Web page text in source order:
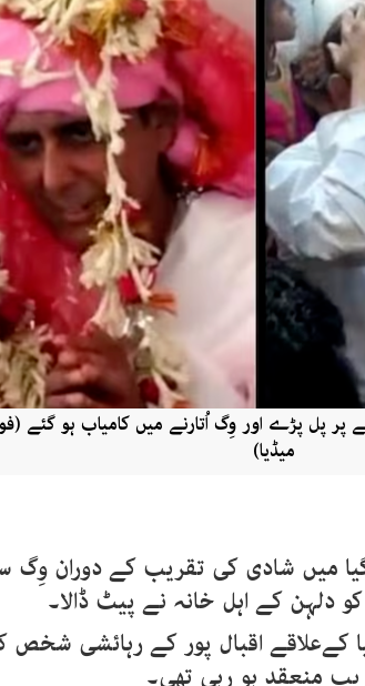
پر پل پڑے اور وِگ اُتارنے میں کامیاب ہو گئے
میڈیا)
میں شادی کی تقریب کے دوران وِگ
دلہن کے اہل خانہ نے پیٹ ڈالا۔
کےعلاقے اقبال پور کے رہائشی شخص
منعقد ہو رہی تھی۔